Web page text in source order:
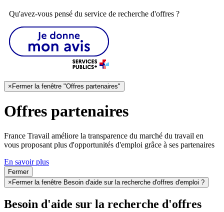
Qu'avez-vous pensé du service de recherche d'offres ?
× Fermer la fenêtre "Offres partenaires"
Offres partenaires
France Travail améliore la transparence du marché du travail en
vous proposant plus d'opportunités d'emploi grâce à ses partenaires
En savoir plus
Fermer
×Fermer la fenêtre Besoin d'aide sur la recherche d'offres d'emploi ?
Besoin d'aide sur la recherche d'offres